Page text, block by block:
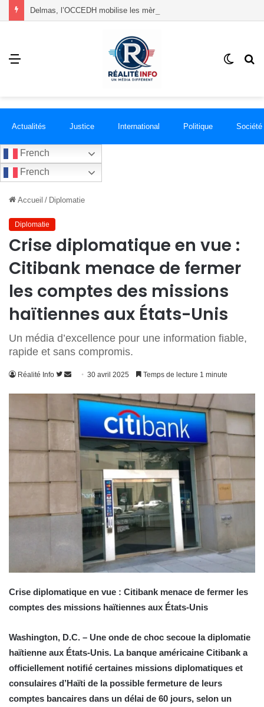
Menu
Switch
Actualités Justice International Politique Société
French
French
Accueil / Diplomatie
Diplomatie
Crise diplomatique en vue :
Citibank menace de fermer
les comptes des missions
haïtiennes aux États-Unis
Un média d’excellence pour une information fiable,
rapide et sans compromis.
Réalité Info
Suivre
Twitter
Envoyer
courriel
30 avril 2025 Temps de lecture 1 minute
Crise diplomatique en vue : Citibank menace de fermer les
comptes des missions haïtiennes aux États-Unis
Washington, D.C. – Une onde de choc secoue la diplomatie
haïtienne aux États-Unis. La banque américaine Citibank a
officiellement notifié certaines missions diplomatiques et
consulaires d’Haïti de la possible fermeture de leurs
comptes bancaires dans un délai de 60 jours, selon un